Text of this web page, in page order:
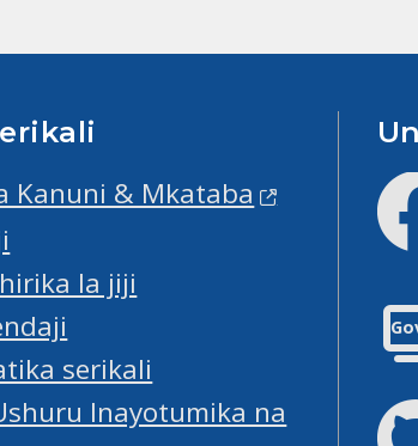
Kanuni & Mkataba
la jiji
serikali
Inayotumika na